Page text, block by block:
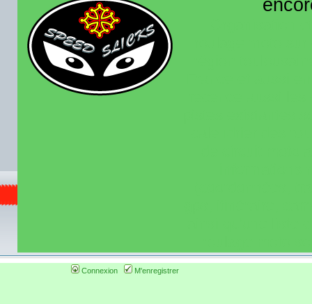
Connexion M'enregistrer